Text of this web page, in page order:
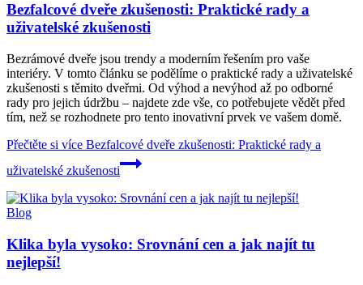
Bezfalcové dveře zkušenosti: Praktické rady a
uživatelské zkušenosti
Bezrámové dveře jsou trendy a moderním řešením pro vaše
interiéry. V tomto článku se podělíme o praktické rady a uživatelské
zkušenosti s těmito dveřmi. Od výhod a nevýhod až po odborné
rady pro jejich údržbu – najdete zde vše, co potřebujete vědět před
tím, než se rozhodnete pro tento inovativní prvek ve vašem domě.
Přečtěte si více Bezfalcové dveře zkušenosti: Praktické rady a
uživatelské zkušenosti
Blog
Klika byla vysoko: Srovnání cen a jak najít tu
nejlepší!